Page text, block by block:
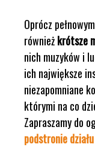
Oprócz
równieżkrótsze
nich muzyków i
ich największe
niezapomniane
którymi na co
Zapraszamy do
podstronie